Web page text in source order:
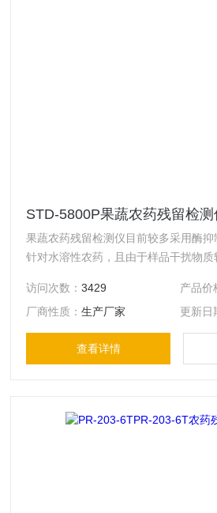
STD-5800P果蔬农药残留检测
果蔬农药残留检测仪目前较多采用酶
针对水溶性农药，且由于样品干扰物质
户的无奈之选。农药残留检测仪检测项
虫菊酯；选配：工业石蜡、荧光增白剂
访问次数：3429 产品价
厂商性质：生产厂家 更新日
查看详情